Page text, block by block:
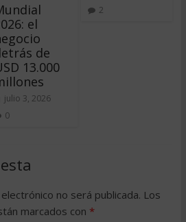
el
de
13.000
julio 3, 2026
0
2
no será publicada. Los
marcados con *